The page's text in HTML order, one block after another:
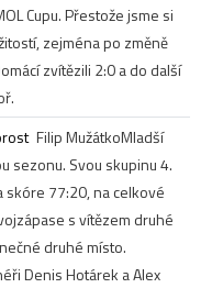
Cupu. Přestože jsme si
zejména po změně
zvítězili 2:0 a do další
Filip MužátkoMladší
sezonu. Svou skupinu 4.
skóre 77:20, na celkové
s vítězem druhé
druhé místo.
Denis Hotárek a Alex